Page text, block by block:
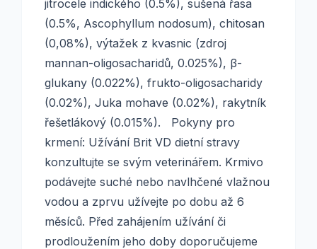
jitrocele indického (0.5%), sušená řasa
(0.5%, Ascophyllum nodosum), chitosan
(0,08%), výtažek z kvasnic (zdroj
mannan-oligosacharidů, 0.025%), β-
glukany (0.022%), frukto-oligosacharidy
(0.02%), Juka mohave (0.02%), rakytník
řešetlákový (0.015%). Pokyny pro
krmení: Užívání Brit VD dietní stravy
konzultujte se svým veterinářem. Krmivo
podávejte suché nebo navlhčené vlažnou
vodou a zprvu užívejte po dobu až 6
měsíců. Před zahájením užívání či
prodloužením jeho doby doporučujeme